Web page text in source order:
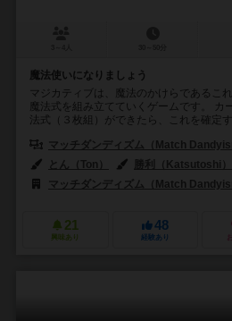
魔法使いになりましょう
マジカティブは、魔法のかけらであるこ
魔法式を組み立てていくゲームです。 カ
法式（３枚組）ができたら、これを確定
マッチダンディズム（Match
とん（Ton）
勝利（Katsutoshi）
マッチダンディズム（Match
21
興味あり
48
経験あり